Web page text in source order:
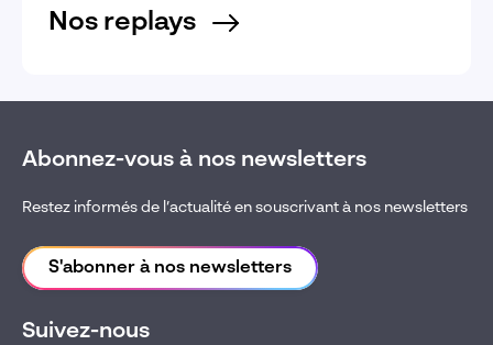
Nos replays
Abonnez-vous à nos newsletters
Restez informés de l’actualité en souscrivant à nos newsletters
S'abonner à nos newsletters
Suivez-nous